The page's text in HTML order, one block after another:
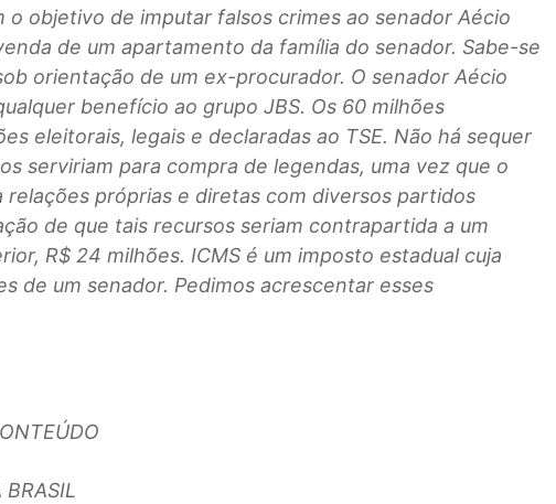
o objetivo de imputar falsos crimes ao senador Aécio
de um apartamento da família do senador. Sabe-se
orientação de um ex-procurador. O senador Aécio
benefício ao grupo JBS. Os 60 milhões
eleitorais, legais e declaradas ao TSE. Não há sequer
serviriam para compra de legendas, uma vez que o
próprias e diretas com diversos partidos
de que tais recursos seriam contrapartida a um
R$ 24 milhões. ICMS é um imposto estadual cuja
de um senador. Pedimos acrescentar esses
BRASIL